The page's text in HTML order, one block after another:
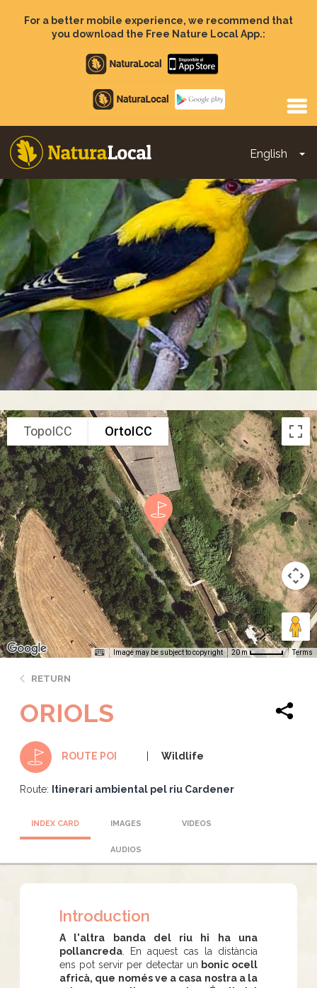
For a better mobile experience, we recommend that
you download the Free Nature Local App.:
Apple
store
Google
Play
English
Main
navigation
TopoICC OrtoICC
Image may be subject to copyright 20 m Terms
RETURN
ORIOLS
ROUTE POI Wildlife
Route: Itinerari ambiental pel riu Cardener
INDEX CARD IMAGES VIDEOS
AUDIOS
Introduction
A l'altra banda del riu hi ha una
pollancreda . En aquest cas la distància
ens pot servir per detectar un bonic ocell
africà, que només ve a casa nostra a la